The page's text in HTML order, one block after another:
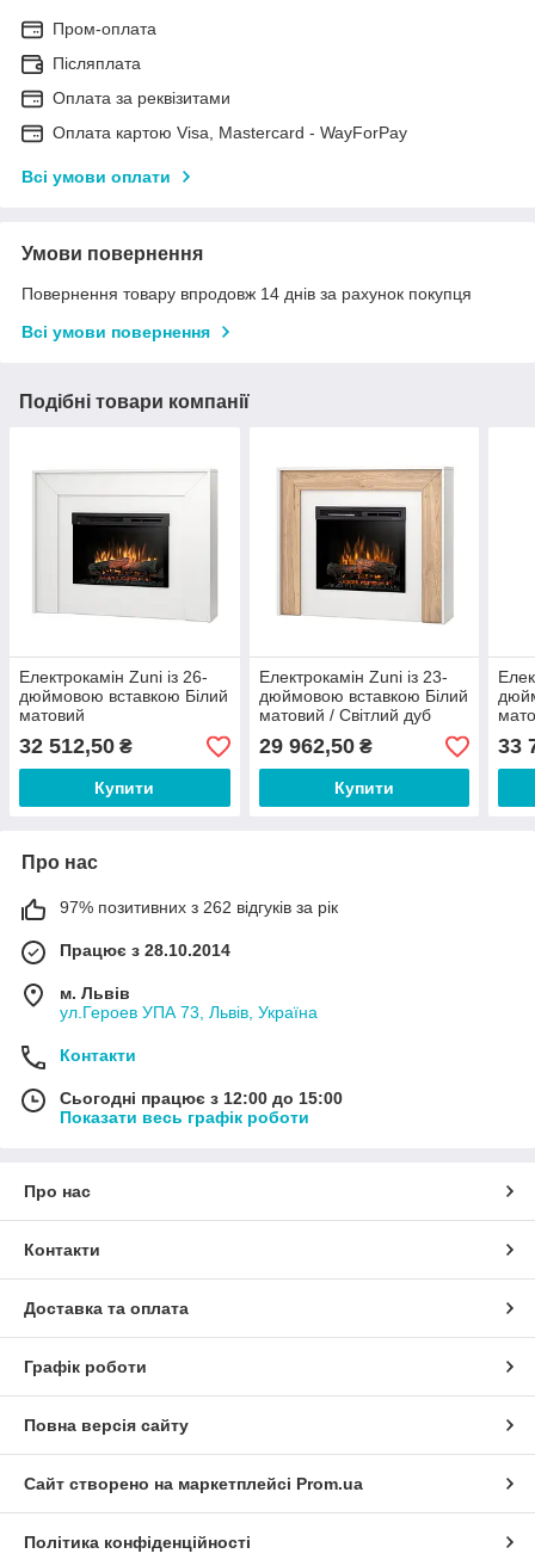
Пром-оплата
Післяплата
Оплата за реквізитами
Оплата картою Visa, Mastercard - WayForPay
Всі умови оплати
Умови повернення
Повернення товару впродовж 14 днів за рахунок покупця
Всі умови повернення
Подібні товари компанії
Електрокамін Zuni із 26-
дюймовою вставкою Білий
матовий
32 512,50 ₴
Купити
Електрокамін Zuni із 23-
дюймовою вставкою Білий
матовий / Світлий дуб
29 962,50₴
Купити
33
Про нас
97% позитивних з 262 відгуків за рік
Працює з 28.10.2014
м. Львів
ул.Героев УПА 73, Львів, Україна
Контакти
Сьогодні працює з 12:00 до 15:00
Показати весь графік роботи
Про нас
Контакти
Доставка та оплата
Графік роботи
Повна версія сайту
Сайт створено на маркетплейсі Prom.ua
Політика конфіденційності